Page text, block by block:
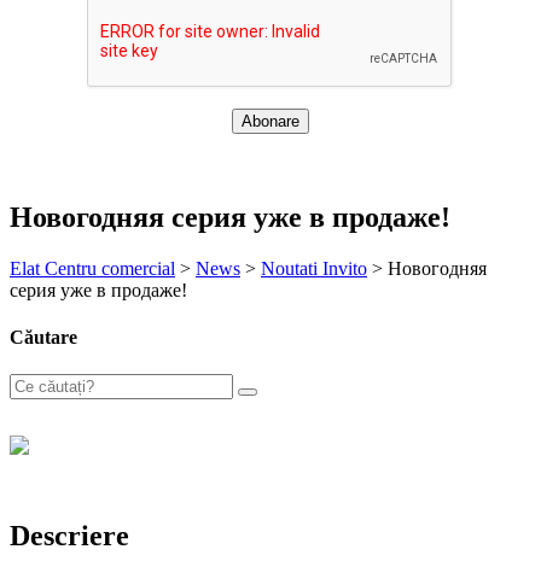
Новогодняя серия уже в продаже!
Elat Centru comercial > News > Noutati Invito > Новогодняя
серия уже в продаже!
Căutare
Descriere